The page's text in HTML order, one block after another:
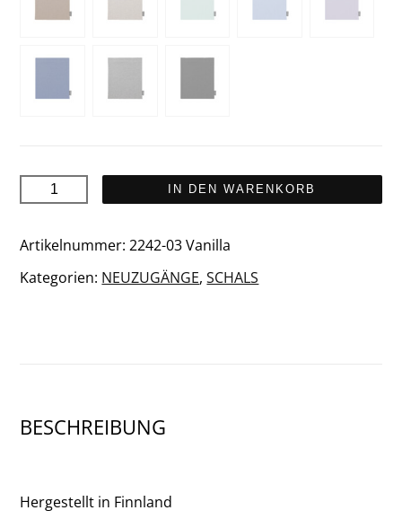
Menge
IN DEN WARENKORB
Artikelnummer:2242-03 Vanilla
Kategorien: NEUZUGÄNGE,SCHALS
BESCHREIBUNG
Hergestellt in Finnland